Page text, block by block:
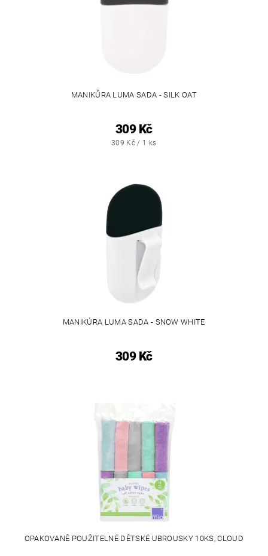
MANIKŮRA LUMA SADA - SILK OAT
309 Kč
309 Kč / 1 ks
MANIKÚRA LUMA SADA - SNOW WHITE
309 Kč
OPAKOVANĚ POUŽITELNÉ DĚTSKÉ UBROUSKY 10KS, CLOUD